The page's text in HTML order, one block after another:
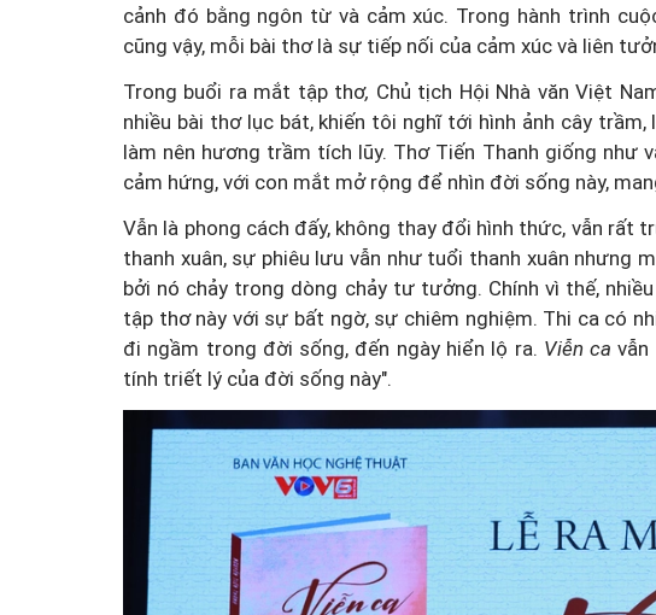
cảnh đó bằng ngôn từ và cảm xúc. Trong hành trình
cũng vậy, mỗi bài thơ là sự tiếp nối của cảm xúc và liên
Trong buổi ra mắt tập thơ, Chủ tịch Hội Nhà văn Việt
nhiều bài thơ lục bát, khiến tôi nghĩ tới hình ảnh cây
làm nên hương trầm tích lũy. Thơ Tiến Thanh giống như
cảm hứng, với con mắt mở rộng để nhìn đời sống này,
Vẫn là phong cách đấy, không thay đổi hình thức, vẫn rất
thanh xuân, sự phiêu lưu vẫn như tuổi thanh xuân nhưng
bởi nó chảy trong dòng chảy tư tưởng. Chính vì thế,
tập thơ này với sự bất ngờ, sự chiêm nghiệm. Thi ca có
đi ngầm trong đời sống, đến ngày hiển lộ ra. Viễn ca
tính triết lý của đời sống này".
Đổi mới tư duy quản lý trong
Luật An toàn thực phẩm sửa đổi